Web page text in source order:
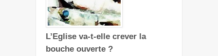
L’Eglise va-t-elle crever la
bouche ouverte ?